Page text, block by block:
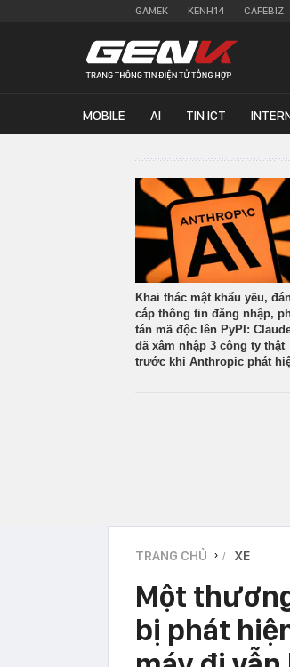
GAMEK KENH14 CAFEBIZ
MOBILE AI TIN ICT
Khai thác mật khẩu yếu,
cắp thông tin đăng nhập,
tán mã độc lên PyPI:
đã xâm nhập 3 công ty thật
trước khi Anthropic phát
TRANG CHỦ › XE
Một
bị phát